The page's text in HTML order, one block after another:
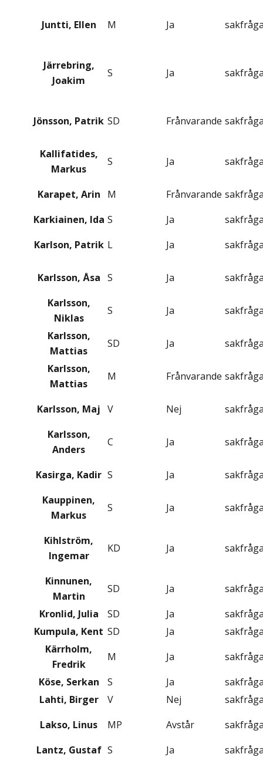
Juntti, Ellen M Ja
Järrebring,
Joakim
S Ja
Jönsson, Patrik SD Frånvarande
Kallifatides,
Markus
S Ja
Karapet, Arin M Frånvarande
Karkiainen, Ida S Ja
Karlson, Patrik L Ja
Karlsson, Åsa S Ja
Karlsson,
Niklas
S Ja
Karlsson,
Mattias
SD Ja
Karlsson,
Mattias
M Frånvarande
Karlsson, Maj V Nej
Karlsson,
Anders
C Ja
Kasirga, Kadir S Ja
Kauppinen,
Markus
S Ja
Kihlström,
Ingemar
KD Ja
Kinnunen,
Martin
SD Ja
Kronlid, Julia
SD Ja
Kumpula, Kent SD Ja
Kärrholm,
Fredrik
M Ja
Köse, Serkan
S Ja
Lahti, Birger
V Nej
Lakso, Linus
MP Avstår
Lantz, Gustaf S Ja